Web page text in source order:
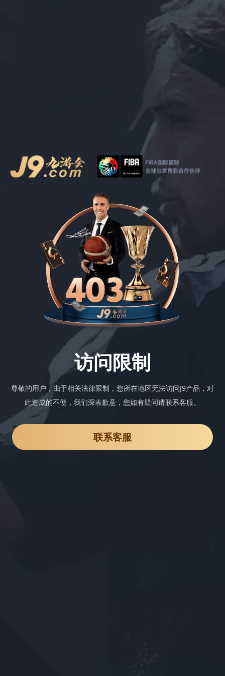
访问限制
尊敬的用户，由于相关法律限制，您所在地区无法访问J9产品，对
此造成的不便，我们深表歉意，您如有疑问请联系客服。
联系客服